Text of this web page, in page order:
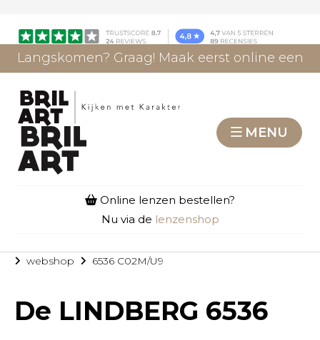
Langskomen? Graag! Maak eerst online een
MENU
Online lenzen bestellen?
Nu via de lenzenshop
webshop 6536 C02M/U9
De LINDBERG 6536